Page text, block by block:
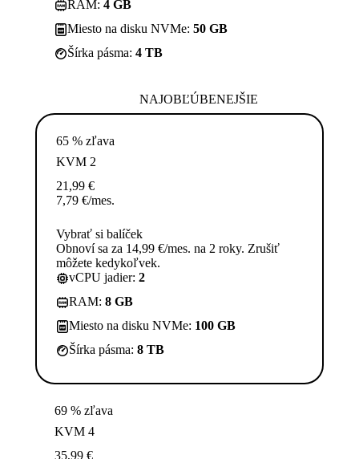
RAM: 4 GB
Miesto na disku NVMe: 50 GB
Šírka pásma: 4 TB
NAJOBĽÚBENEJŠIE
65 % zľava
KVM 2
21,99 €
7,79 €/mes.
Vybrať si balíček
Obnoví sa za 14,99 €/mes. na 2 roky. Zrušiť
môžete kedykoľvek.
vCPU jadier: 2
RAM: 8 GB
Miesto na disku NVMe: 100 GB
Šírka pásma: 8 TB
69 % zľava
KVM 4
35,99 €